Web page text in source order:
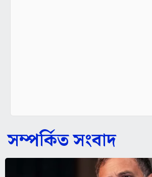
সম্পর্কিত সংবাদ